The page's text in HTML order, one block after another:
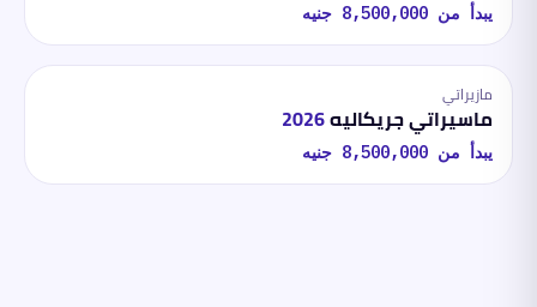
يبدأ من 8,500,000 جنيه
مازيراتي
ماسيراتي جريكاليه2026
يبدأ من 8,500,000 جنيه